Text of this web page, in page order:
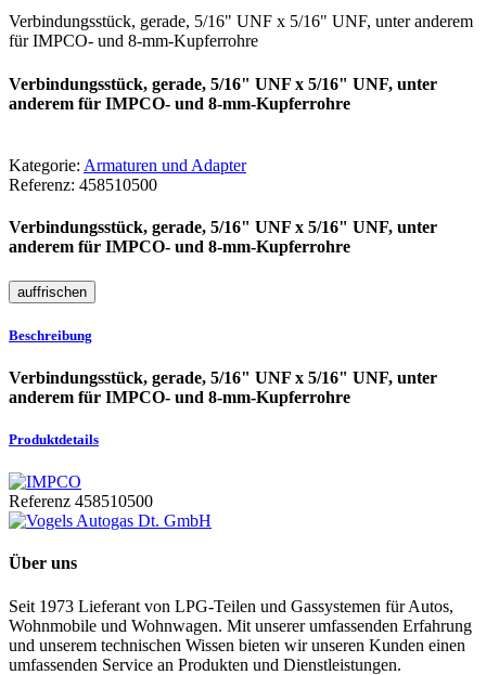
Verbindungsstück, gerade, 5/16" UNF x 5/16" UNF, unter anderem
für IMPCO- und 8-mm-Kupferrohre
Verbindungsstück, gerade, 5/16" UNF x 5/16" UNF, unter
anderem für IMPCO- und 8-mm-Kupferrohre
Kategorie: Armaturen und Adapter
Referenz: 458510500
Verbindungsstück, gerade, 5/16" UNF x 5/16" UNF, unter
anderem für IMPCO- und 8-mm-Kupferrohre
Beschreibung
Verbindungsstück, gerade, 5/16" UNF x 5/16" UNF, unter
anderem für IMPCO- und 8-mm-Kupferrohre
Produktdetails
Referenz 458510500
Über uns
Seit 1973 Lieferant von LPG-Teilen und Gassystemen für Autos,
Wohnmobile und Wohnwagen. Mit unserer umfassenden Erfahrung
und unserem technischen Wissen bieten wir unseren Kunden einen
umfassenden Service an Produkten und Dienstleistungen.